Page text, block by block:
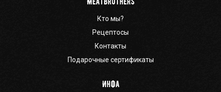
Кто мы?
Рецептосы
Контакты
Подарочные сертификаты
Инфа